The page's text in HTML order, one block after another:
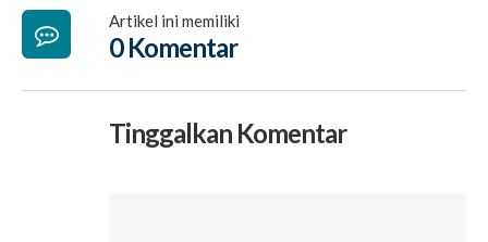
Artikel ini memiliki
0 Komentar
Tinggalkan Komentar